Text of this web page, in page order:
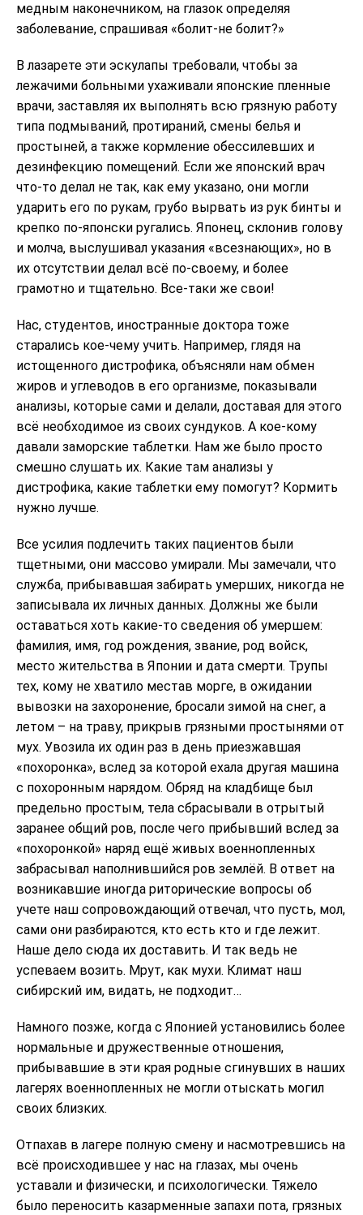
медным наконечником, на глазок определяя
заболевание, спрашивая «болит-не болит?»
В лазарете эти эскулапы требовали, чтобы за
лежачими больными ухаживали японские пленные
врачи, заставляя их выполнять всю грязную работу
типа подмываний, протираний, смены белья и
простыней, а также кормление обессилевших и
дезинфекцию помещений. Если же японский врач
что-то делал не так, как ему указано, они могли
ударить его по рукам, грубо вырвать из рук бинты и
крепко по-японски ругались. Японец, склонив голову
и молча, выслушивал указания «всезнающих», но в
их отсутствии делал всё по-своему, и более
грамотно и тщательнo. Bсе-таки же свои!
Нас, студентов, иностранные доктора тоже
старались кое-чему учить. Например, глядя на
истощенного дистрофика, объясняли нам обмен
жиров и углеводов в его организме, показывали
анализы, которые сами и делали, доставая для этого
всё необходимое из своих сундуков. А кое-кому
давали заморские таблетки. Нам же было просто
смешно слушать их. Какие там анализы у
дистрофика, какие таблетки ему помогут? Кормить
нужно лучше.
Все усилия подлечить таких пациентов были
тщетными, они массово умирали. Мы замечали, что
служба, прибывавшая забирать умерших, никогда не
записывала их личных данных. Должны же были
оставаться хоть какие-то сведения об умершем:
фамилия, имя, год рождения, звание, род войск,
место жительства в Японии и дата смерти. Трупы
тех, кому не хватило местав морге, в ожидании
вывозки на захоронение, бросали зимой на снег, а
летом – на траву, прикрыв грязными простынями от
мух. Увозила их один раз в день приезжавшая
«похоронка», вслед за которой ехала другая машина
с похоронным нарядом. Обряд на кладбище был
предельно простым, тела сбрасывали в отрытый
заранее общий ров, после чего прибывший вслед за
«похоронкой» наряд ещё живых военнопленных
забрасывал наполнившийся ров землёй. В ответ на
возникавшие иногда риторические вопросы об
учете наш сопровождающий отвечал, что пусть, мол,
сами они разбираются, кто есть кто и где лежит.
Наше дело сюда их доставить. И так ведь не
успеваем возить. Мрут, как мухи. Климат наш
сибирский им, видать, не подходит…
Намного позже, когда с Японией установились более
нормальные и дружественные отношения,
прибывавшие в эти края родные сгинувших в наших
лагерях военнопленных не могли отыскать могил
своих близких.
Отпахав в лагере полную смену и насмотревшись на
всё происходившее у нас на глазах, мы очень
уставали и физически, и психологически. Тяжело
было переносить казарменные запахи пота, грязных